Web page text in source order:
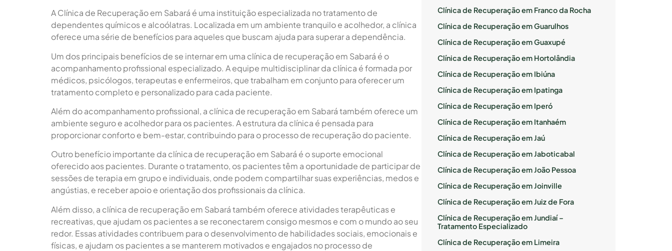
A Clínica de Recuperação em Sabará é uma instituição especializada no tratamento de
dependentes químicos e alcoólatras. Localizada em um ambiente tranquilo e acolhedor, a clínica
oferece uma série de benefícios para aqueles que buscam ajuda para superar a dependência.
Um dos principais benefícios de se internar em uma clínica de recuperação em Sabará é o
acompanhamento profissional especializado. A equipe multidisciplinar da clínica é formada por
médicos, psicólogos, terapeutas e enfermeiros, que trabalham em conjunto para oferecer um
tratamento completo e personalizado para cada paciente.
Além do acompanhamento profissional, a clínica de recuperação em Sabará também oferece um
ambiente seguro e acolhedor para os pacientes. A estrutura da clínica é pensada para
proporcionar conforto e bem-estar, contribuindo para o processo de recuperação do paciente.
Outro benefício importante da clínica de recuperação em Sabará é o suporte emocional
oferecido aos pacientes. Durante o tratamento, os pacientes têm a oportunidade de participar de
sessões de terapia em grupo e individuais, onde podem compartilhar suas experiências, medos e
angústias, e receber apoio e orientação dos profissionais da clínica.
Além disso, a clínica de recuperação em Sabará também oferece atividades terapêuticas e
recreativas, que ajudam os pacientes a se reconectarem consigo mesmos e com o mundo ao seu
redor. Essas atividades contribuem para o desenvolvimento de habilidades sociais, emocionais e
físicas, e ajudam os pacientes a se manterem motivados e engajados no processo de
Clínica de Recuperação em Franco da Rocha
Clínica de Recuperação em Guarulhos
Clínica de Recuperação em Guaxupé
Clínica de Recuperação em Hortolândia
Clínica de Recuperação em Ibiúna
Clínica de Recuperação em Ipatinga
Clínica de Recuperação em Iperó
Clínica de Recuperação em Itanhaém
Clínica de Recuperação em Jaú
Clínica de Recuperação em Jaboticabal
Clínica de Recuperação em João Pessoa
Clínica de Recuperação em Joinville
Clínica de Recuperação em Juiz de Fora
Clínica de Recuperação em Jundiaí –
Tratamento Especializado
Clínica de Recuperação em Limeira